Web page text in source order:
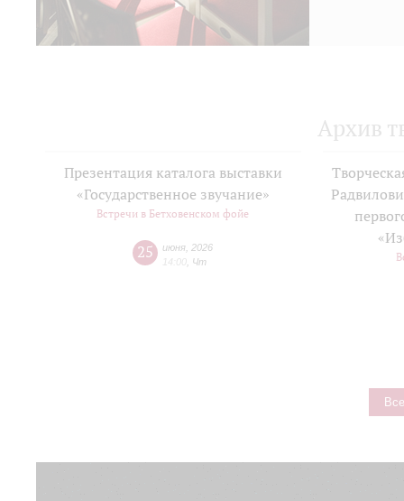
Архив
Презентация каталога выставки
«Государственное звучание»
Встречи в Бетховенском фойе
25 июня 2026
14:00 Чт